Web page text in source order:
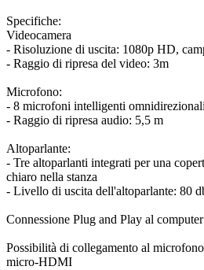
Specifiche:
Videocamera
- Risoluzione di uscita: 1080p HD,
- Raggio di ripresa del video: 3m
Microfono:
- 8 microfoni intelligenti
- Raggio di ripresa audio: 5,5 m
Altoparlante:
- Tre altoparlanti integrati per una
chiaro nella stanza
- Livello di uscita dell'altoparlante: 80
Connessione Plug and Play al
Possibilità di collegamento al
micro-HDMI